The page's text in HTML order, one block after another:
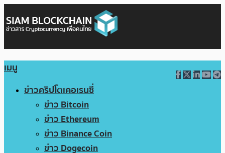
เมนู
ข่าวคริปโตเคอเรนซี่
ข่าว Bitcoin
ข่าว Ethereum
ข่าว Binance Coin
ข่าว Dogecoin